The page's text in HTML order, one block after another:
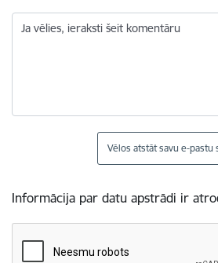
Ja vēlies, ieraksti šeit komentāru
Vēlos atstāt savu e-pastu
Informācija par datu apstrādi ir